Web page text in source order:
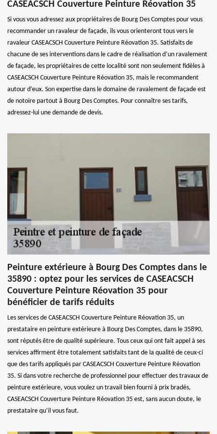
CASEACSCH Couverture Peinture Réovation 35
Si vous vous adressez aux propriétaires de Bourg Des Comptes pour vous
recommander un ravaleur de façade, ils vous orienteront tous vers le
ravaleur CASEACSCH Couverture Peinture Réovation 35. Satisfaits de
chacune de ses interventions dans le cadre de réalisation d’un ravalement
de façade, les propriétaires de cette localité sont non seulement fidèles à
CASEACSCH Couverture Peinture Réovation 35, mais le recommandent
autour d’eux. Son expertise dans le domaine de ravalement de façade est
de notoire partout à Bourg Des Comptes. Pour connaître ses tarifs,
adressez-lui une demande de devis.
Peinture extérieure à Bourg Des Comptes dans le
35890 : optez pour les services de CASEACSCH
Couverture Peinture Réovation 35 pour
bénéficier de tarifs réduits
Les services de CASEACSCH Couverture Peinture Réovation 35, un
prestataire en peinture extérieure à Bourg Des Comptes, dans le 35890,
sont réputés être de qualité supérieure. Tous ceux qui ont fait appel à ses
services affirment être totalement satisfaits tant de la qualité de ceux-ci
que des tarifs appliqués par CASEACSCH Couverture Peinture Réovation
35. Si dans votre recherche de professionnel pour effectuer des travaux de
peinture extérieure, vous voulez un travail bien fourni à prix bradés,
CASEACSCH Couverture Peinture Réovation 35 est, sans aucun doute, le
prestataire qu’il vous faut.